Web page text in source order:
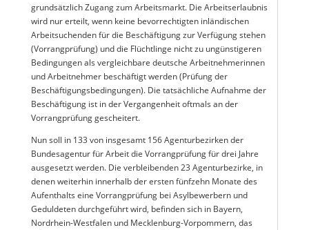
grundsätzlich Zugang zum Arbeitsmarkt. Die Arbeitserlaubnis
wird nur erteilt, wenn keine bevorrechtigten inländischen
Arbeitsuchenden für die Beschäftigung zur Verfügung stehen
(Vorrangprüfung) und die Flüchtlinge nicht zu ungünstigeren
Bedingungen als vergleichbare deutsche Arbeitnehmerinnen
und Arbeitnehmer beschäftigt werden (Prüfung der
Beschäftigungsbedingungen). Die tatsächliche Aufnahme der
Beschäftigung ist in der Vergangenheit oftmals an der
Vorrangprüfung gescheitert.
Nun soll in 133 von insgesamt 156 Agenturbezirken der
Bundesagentur für Arbeit die Vorrangprüfung für drei Jahre
ausgesetzt werden. Die verbleibenden 23 Agenturbezirke, in
denen weiterhin innerhalb der ersten fünfzehn Monate des
Aufenthalts eine Vorrangprüfung bei Asylbewerbern und
Geduldeten durchgeführt wird, befinden sich in Bayern,
Nordrhein-Westfalen und Mecklenburg-Vorpommern, das